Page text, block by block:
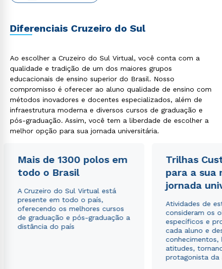
Diferenciais Cruzeiro do Sul
Ao escolher a Cruzeiro do Sul Virtual, você conta com a
qualidade e tradição de um dos maiores grupos
educacionais de ensino superior do Brasil. Nosso
compromisso é oferecer ao aluno qualidade de ensino com
métodos inovadores e docentes especializados, além de
infraestrutura moderna e diversos cursos de graduação e
pós-graduação. Assim, você tem a liberdade de escolher a
melhor opção para sua jornada universitária.
Mais de 1300 polos em
todo o Brasil
A Cruzeiro do Sul Virtual está
presente em todo o país,
oferecendo os melhores cursos
de graduação e pós-graduação a
distância do país
Trilhas
para a sua
jornada
Atividades de
consideram os
específicos e
cada aluno e
conhecimentos,
atitudes,
protagonista da